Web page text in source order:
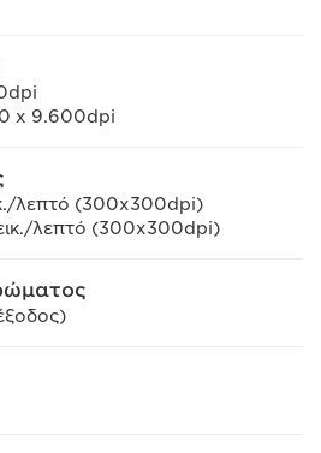
x 9.600dpi
λεπτό (300x300dpi)
λεπτό (300x300dpi)